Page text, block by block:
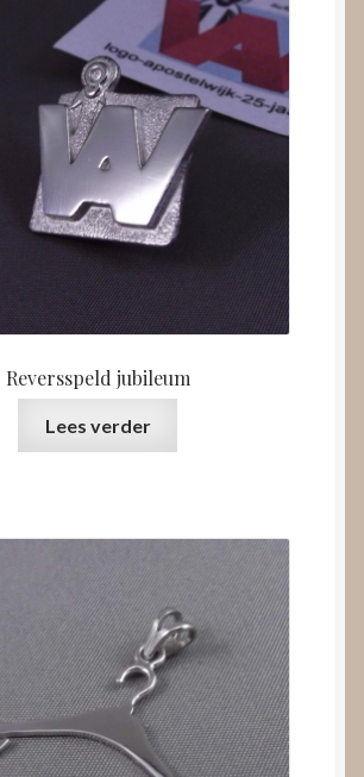
Reversspeld jubileum
Lees verder